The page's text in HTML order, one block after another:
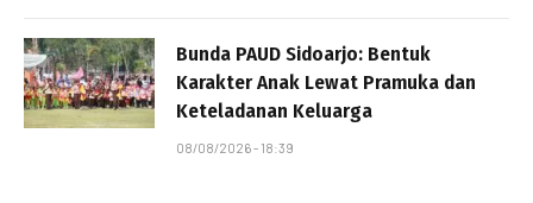
Bunda PAUD Sidoarjo: Bentuk
Karakter Anak Lewat Pramuka dan
Keteladanan Keluarga
08/08/2026 - 18:39